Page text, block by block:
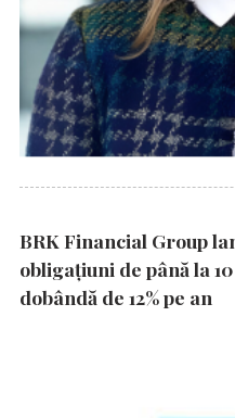
BRK Financial Group
obligațiuni de până la
dobândă de 12% pe an